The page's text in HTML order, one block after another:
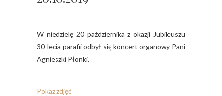
W niedzielę 20 października z okazji Jubileuszu
30-lecia parafii odbył się koncert organowy Pani
Agnieszki Płonki.
Pokaz zdjęć